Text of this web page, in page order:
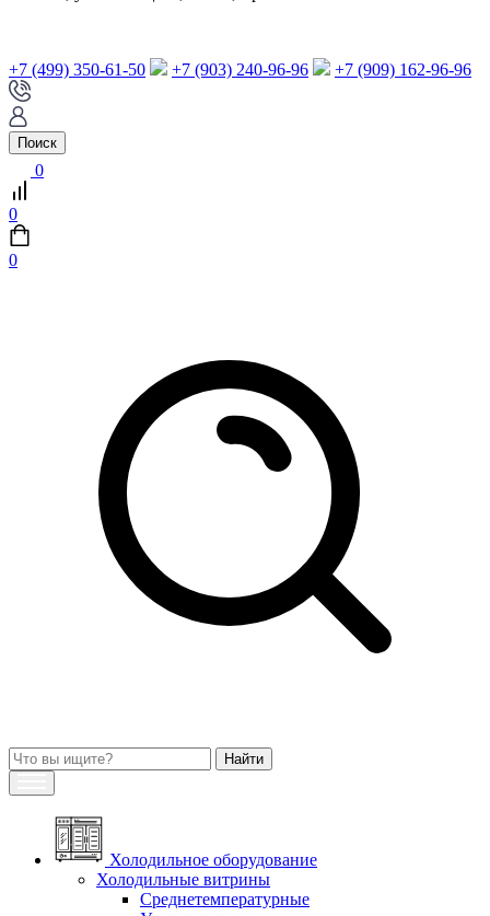
+7 (499) 350-61-50 +7 (903) 240-96-96 +7 (909) 162-96-96
Поиск
0
0
0
Холодильное оборудование
Холодильные витрины
Среднетемпературные